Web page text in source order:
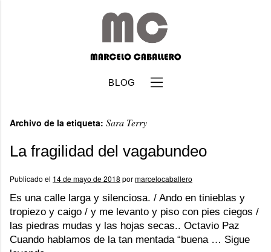
BLOG
Archivo de la etiqueta: Sara Terry
La fragilidad del vagabundeo
Publicado el 14 de mayo de 2018 pormarcelocaballero
Es una calle larga y silenciosa. / Ando en tinieblas y
tropiezo y caigo / y me levanto y piso con pies ciegos /
las piedras mudas y las hojas secas.. Octavio Paz
Cuando hablamos de la tan mentada “buena … Sigue